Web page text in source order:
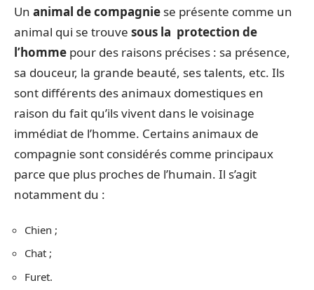
Un animal de compagnie se présente comme un
animal qui se trouve sous la protection de
l’homme pour des raisons précises : sa présence,
sa douceur, la grande beauté, ses talents, etc. Ils
sont différents des animaux domestiques en
raison du fait qu’ils vivent dans le voisinage
immédiat de l’homme. Certains animaux de
compagnie sont considérés comme principaux
parce que plus proches de l’humain. Il s’agit
notamment du :
Chien ;
Chat ;
Furet.